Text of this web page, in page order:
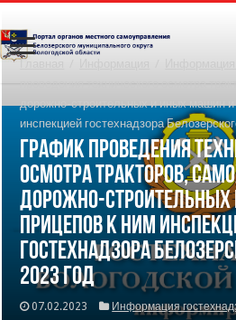
Главная Информация
дорожно-строительных и иных машин и
инспекцией гостехнадзора
График проведения
осмотра тракторов,
дорожно-
прицепов к ним
гостехнадзора
2023 год
07.02.2023 Информация